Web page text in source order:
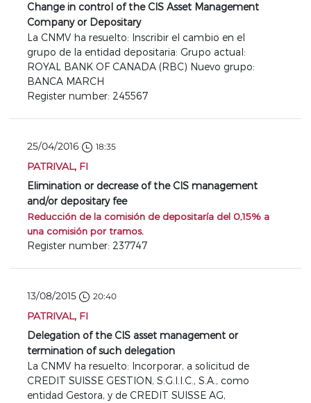
Change in control of the CIS Asset Management
Company or Depositary
La CNMV ha resuelto: Inscribir el cambio en el
grupo de la entidad depositaria: Grupo actual:
ROYAL BANK OF CANADA (RBC) Nuevo grupo:
BANCA MARCH
Register number: 245567
25/04/2016 18:35
PATRIVAL, FI
Elimination or decrease of the CIS management
and/or depositary fee
Reducción de la comisión de depositaría del 0,15% a
una comisión por tramos.
Register number: 237747
13/08/2015 20:40
PATRIVAL, FI
Delegation of the CIS asset management or
termination of such delegation
La CNMV ha resuelto: Incorporar, a solicitud de
CREDIT SUISSE GESTION, S.G.I.I.C., S.A., como
entidad Gestora, y de CREDIT SUISSE AG,